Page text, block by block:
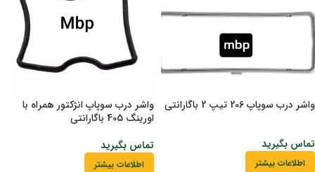
واشر درب سوپاپ 206 تیپ 2 باگارانتی
تماس بگیرید
اطلاعات بیشتر
واشر درب سوپاپ انژکتور همراه با
اورینگ 405 باگارانتی
تماس بگیرید
اطلاعات بیشتر